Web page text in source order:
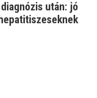
után: jó